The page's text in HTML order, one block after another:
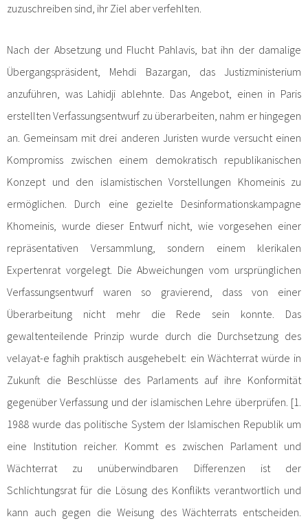
zuzuschreiben sind, ihr Ziel aber verfehlten.
Nach der Absetzung und Flucht Pahlavis, bat ihn der damalige
Übergangspräsident, Mehdi Bazargan, das Justizministerium
anzuführen, was Lahidji ablehnte. Das Angebot, einen in Paris
erstellten Verfassungsentwurf zu überarbeiten, nahm er hingegen
an. Gemeinsam mit drei anderen Juristen wurde versucht einen
Kompromiss zwischen einem demokratisch republikanischen
Konzept und den islamistischen Vorstellungen Khomeinis zu
ermöglichen. Durch eine gezielte Desinformationskampagne
Khomeinis, wurde dieser Entwurf nicht, wie vorgesehen einer
repräsentativen Versammlung, sondern einem klerikalen
Expertenrat vorgelegt. Die Abweichungen vom ursprünglichen
Verfassungsentwurf waren so gravierend, dass von einer
Überarbeitung nicht mehr die Rede sein konnte. Das
gewaltenteilende Prinzip wurde durch die Durchsetzung des
velayat-e faghih praktisch ausgehebelt: ein Wächterrat würde in
Zukunft die Beschlüsse des Parlaments auf ihre Konformität
gegenüber Verfassung und der islamischen Lehre überprüfen. [1.
1988 wurde das politische System der Islamischen Republik um
eine Institution reicher. Kommt es zwischen Parlament und
Wächterrat zu unüberwindbaren Differenzen ist der
Schlichtungsrat für die Lösung des Konflikts verantwortlich und
kann auch gegen die Weisung des Wächterrats entscheiden.